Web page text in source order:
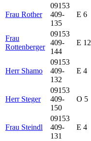
Frau Rother
09153
409-
135
E 6
Frau
Rottenberger
09153
409-
144
E 12
Herr Shamo
09153
409-
132
E 4
Herr Steger
09153
409-
150
O 5
Frau Steindl
09153
409-
131
E 4